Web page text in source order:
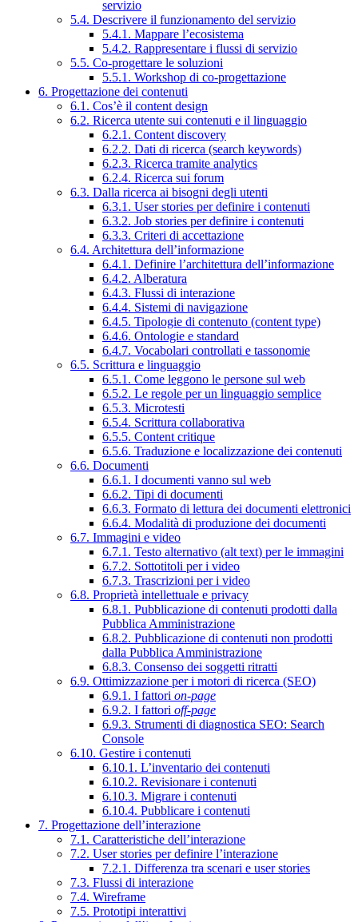
servizio
5.4. Descrivere il funzionamento del servizio
5.4.1. Mappare l’ecosistema
5.4.2. Rappresentare i flussi di servizio
5.5. Co-progettare le soluzioni
5.5.1. Workshop di co-progettazione
6. Progettazione dei contenuti
6.1. Cos’è il content design
6.2. Ricerca utente sui contenuti e il linguaggio
6.2.1. Content discovery
6.2.2. Dati di ricerca (search keywords)
6.2.3. Ricerca tramite analytics
6.2.4. Ricerca sui forum
6.3. Dalla ricerca ai bisogni degli utenti
6.3.1. User stories per definire i contenuti
6.3.2. Job stories per definire i contenuti
6.3.3. Criteri di accettazione
6.4. Architettura dell’informazione
6.4.1. Definire l’architettura dell’informazione
6.4.2. Alberatura
6.4.3. Flussi di interazione
6.4.4. Sistemi di navigazione
6.4.5. Tipologie di contenuto (content type)
6.4.6. Ontologie e standard
6.4.7. Vocabolari controllati e tassonomie
6.5. Scrittura e linguaggio
6.5.1. Come leggono le persone sul web
6.5.2. Le regole per un linguaggio semplice
6.5.3. Microtesti
6.5.4. Scrittura collaborativa
6.5.5. Content critique
6.5.6. Traduzione e localizzazione dei contenuti
6.6. Documenti
6.6.1. I documenti vanno sul web
6.6.2. Tipi di documenti
6.6.3. Formato di lettura dei documenti elettronici
6.6.4. Modalità di produzione dei documenti
6.7. Immagini e video
6.7.1. Testo alternativo (alt text) per le immagini
6.7.2. Sottotitoli per i video
6.7.3. Trascrizioni per i video
6.8. Proprietà intellettuale e privacy
6.8.1. Pubblicazione di contenuti prodotti dalla
Pubblica Amministrazione
6.8.2. Pubblicazione di contenuti non prodotti
dalla Pubblica Amministrazione
6.8.3. Consenso dei soggetti ritratti
6.9. Ottimizzazione per i motori di ricerca (SEO)
6.9.1. I fattori on-page
6.9.2. I fattori off-page
6.9.3. Strumenti di diagnostica SEO: Search
Console
6.10. Gestire i contenuti
6.10.1. L’inventario dei contenuti
6.10.2. Revisionare i contenuti
6.10.3. Migrare i contenuti
6.10.4. Pubblicare i contenuti
7. Progettazione dell’interazione
7.1. Caratteristiche dell’interazione
7.2. User stories per definire l’interazione
7.2.1. Differenza tra scenari e user stories
7.3. Flussi di interazione
7.4. Wireframe
7.5. Prototipi interattivi